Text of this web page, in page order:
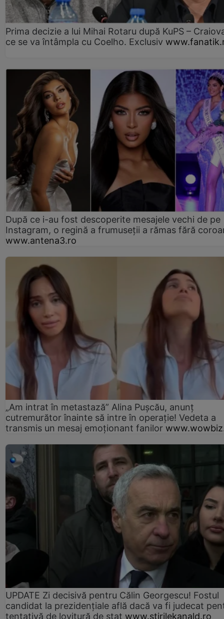
Prima decizie a lui Mihai Rotaru după KuPS –
ce se va întâmpla cu Coelho. Exclusiv
După ce i-au fost descoperite mesajele vechi de pe
Instagram, o regină a frumuseții a rămas fără
www.antena3.ro
„Am intrat în metastază” Alina Pușcău, anunț
cutremurător înainte să intre în operație! Vedeta a
transmis un mesaj emoționant fanilor
UPDATE Zi decisivă pentru Călin Georgescu! Fostul
candidat la prezidențiale află dacă va fi judecat
tentativă de lovitură de stat www.stirilekanald.ro